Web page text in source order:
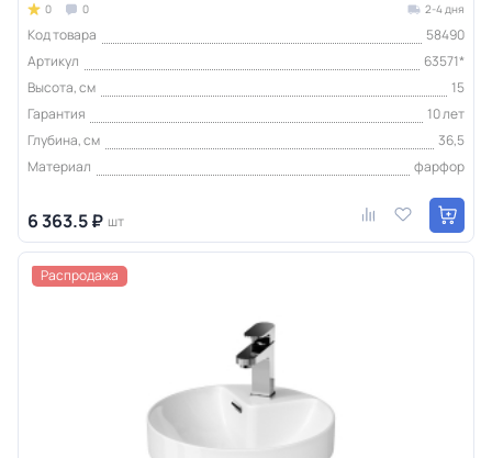
0 0 2-4 дня
Код товара
58490
Артикул
63571*
Высота, см
15
Гарантия
10 лет
Глубина, см
36,5
Материал
фарфор
6 363.5 ₽ шт
Распродажа